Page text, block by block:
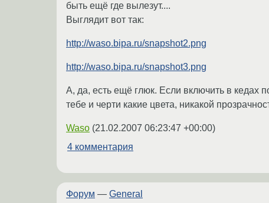
быть ещё где вылезут....
Выглядит вот так:
http://waso.bipa.ru/snapshot2.png
http://waso.bipa.ru/snapshot3.png
А, да, есть ещё глюк. Если включить в кедах
тебе и черти какие цвета, никакой
Waso (21.02.2007 06:23:47 +00:00)
4 комментария
Форум — General